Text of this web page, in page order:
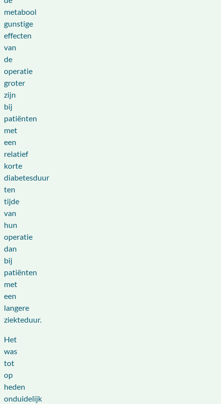
metabool
gunstige
effecten
van
de
operatie
groter
zijn
bij
patiënten
met
een
relatief
korte
diabetesduur
ten
tijde
van
hun
operatie
dan
bij
patiënten
met
een
langere
ziekteduur.
Het
was
tot
op
heden
onduidelijk